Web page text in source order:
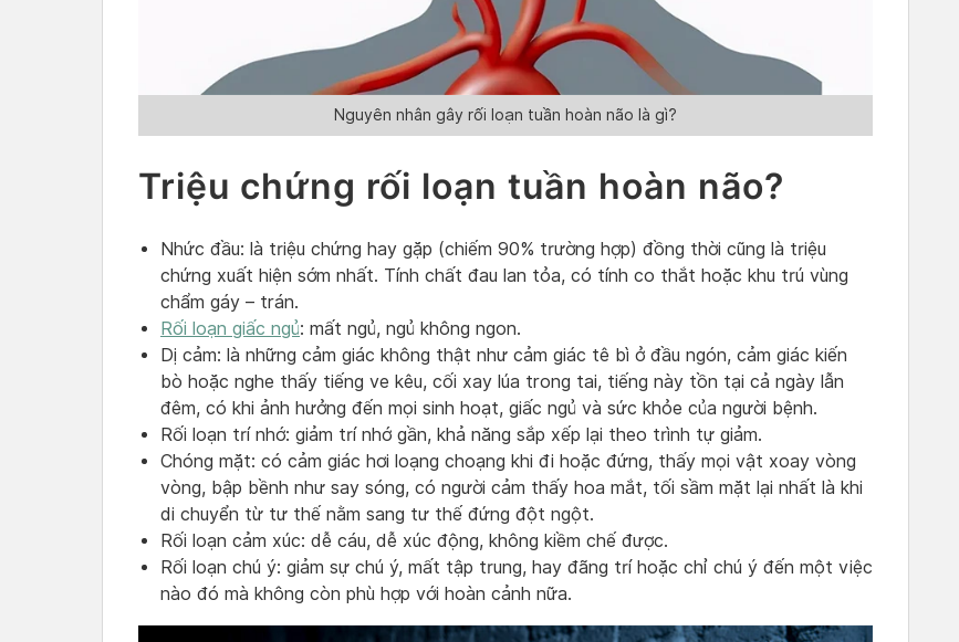
Nguyên nhân gây rối loạn tuần hoàn não là gì?
Triệu chứng rối loạn tuần hoàn não?
Nhức đầu: là triệu chứng hay gặp (chiếm 90% trường hợp) đồng thời cũng là triệu
chứng xuất hiện sớm nhất. Tính chất đau lan tỏa, có tính co thắt hoặc khu trú vùng
chẩm gáy – trán.
Rối loạn giấc ngủ: mất ngủ, ngủ không ngon.
Dị cảm: là những cảm giác không thật như cảm giác tê bì ở đầu ngón, cảm giác kiến
bò hoặc nghe thấy tiếng ve kêu, cối xay lúa trong tai, tiếng này tồn tại cả ngày lẫn
đêm, có khi ảnh hưởng đến mọi sinh hoạt, giấc ngủ và sức khỏe của người bệnh.
Rối loạn trí nhớ: giảm trí nhớ gần, khả năng sắp xếp lại theo trình tự giảm.
Chóng mặt: có cảm giác hơi loạng choạng khi đi hoặc đứng, thấy mọi vật xoay vòng
vòng, bập bềnh như say sóng, có người cảm thấy hoa mắt, tối sầm mặt lại nhất là khi
di chuyển từ tư thế nằm sang tư thế đứng đột ngột.
Rối loạn cảm xúc: dễ cáu, dễ xúc động, không kiềm chế được.
Rối loạn chú ý: giảm sự chú ý, mất tập trung, hay đãng trí hoặc chỉ chú ý đến một việc
nào đó mà không còn phù hợp với hoàn cảnh nữa.